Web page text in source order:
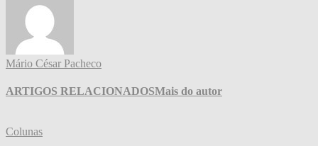
Mário César Pacheco
ARTIGOS RELACIONADOSMais do autor
Colunas